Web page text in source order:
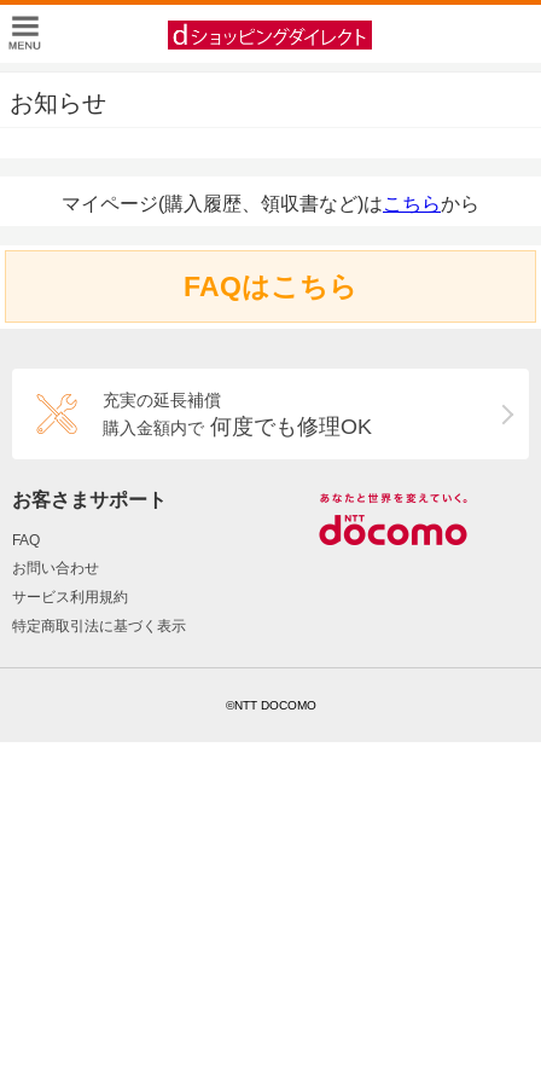
お知らせ
マイページ(購入履歴、領収書など)はこちらから
FAQはこちら
充実の延長補償
購入金額内で 何度でも修理OK
お客さまサポート
FAQ
お問い合わせ
サービス利用規約
特定商取引法に基づく表示
©NTT DOCOMO